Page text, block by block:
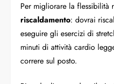
Per migliorare la flessibilità
riscaldamento: dovrai
eseguire gli esercizi di
minuti di attività cardio
correre sul posto.